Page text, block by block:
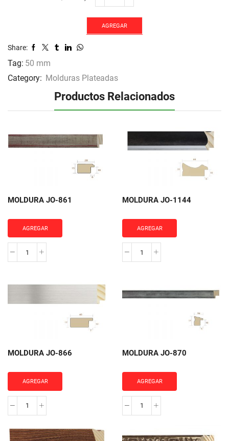
cantidad
AGREGAR
Share:
Tag: 50 mm
Category: Molduras Plateadas
Productos Relacionados
MOLDURA JO-861
AGREGAR
MOLDURA
861
MOLDURA JO-1144
AGREGAR
MOLDURA
cantidad
MOLDURA JO-866
AGREGAR
MOLDURA
866
MOLDURA JO-870
AGREGAR
MOLDURA
870